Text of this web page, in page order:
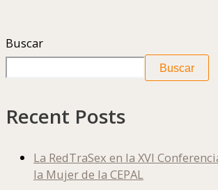
Buscar
Buscar
Recent Posts
La RedTraSex en la XVI
la Mujer de la CEPAL